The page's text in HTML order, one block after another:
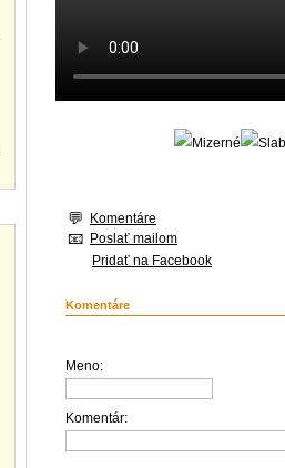
Komentáre
Poslať mailom
Pridať na Facebook
Komentáre
Meno:
Komentár: